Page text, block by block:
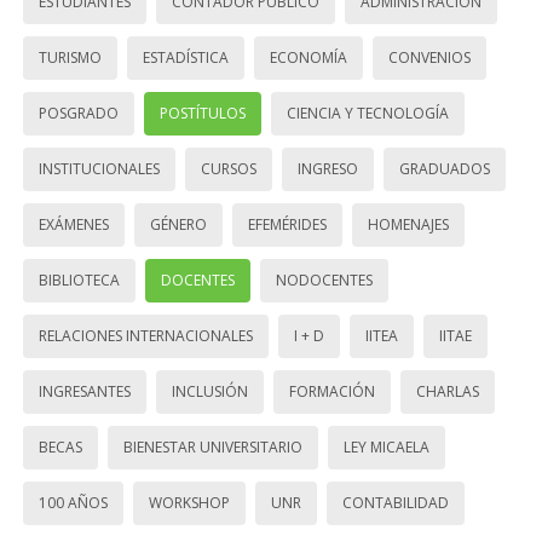
TURISMO ESTADÍSTICA ECONOMÍA CONVENIOS
POSGRADO POSTÍTULOS CIENCIA Y TECNOLOGÍA
INSTITUCIONALES CURSOS INGRESO GRADUADOS
EXÁMENES GÉNERO EFEMÉRIDES HOMENAJES
BIBLIOTECA DOCENTES NODOCENTES
RELACIONES INTERNACIONALES I + D IITEA IITAE
INGRESANTES INCLUSIÓN FORMACIÓN CHARLAS
BECAS BIENESTAR UNIVERSITARIO LEY MICAELA
100 AÑOS WORKSHOP UNR CONTABILIDAD